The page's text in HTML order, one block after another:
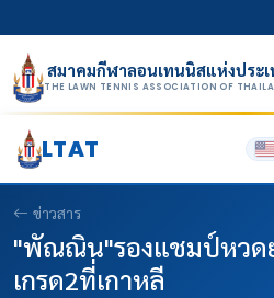
สมาคมกีฬาลอนเทนนิสแห่งประ
THE LAWN TENNIS ASSOCIATION OF
LTAT
ข่าวสาร
"พัณณิน"รองแชมป์หวด
เกรด2ที่เกาหลี